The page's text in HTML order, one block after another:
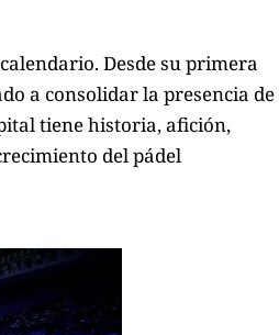
Desde su primera
a consolidar la presencia de
tiene historia, afición,
del pádel